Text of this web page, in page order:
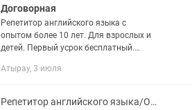
Договорная
Репетитор английского языка с
опытом более 10 лет. Для взрослых и
детей. Первый усрок бесплатный.
урок. 1 рок длится 60 минут. 1 урок
Атырау, 3 июля
Репетитор английского языка/Онлайн/Первый пробный урок - бесплатно